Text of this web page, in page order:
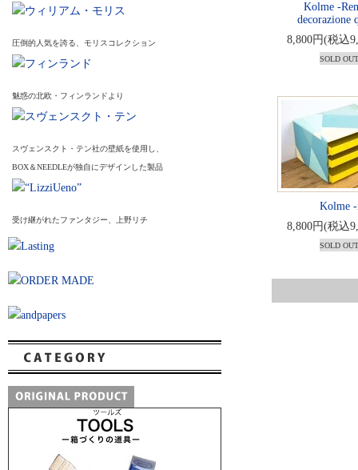
圧倒的人気を誇る、モリスコレクション
魅惑の北欧・フィンランドより
スヴェンスクト・テン社の壁紙を使用し、
BOX＆NEEDLEが独自にデザインした製品
受け継がれたファンタジー、上野リチ
Kolme -
decorazione
8,800円(税込
SOLD OUT
Kolme
8,800円(税込
SOLD OUT